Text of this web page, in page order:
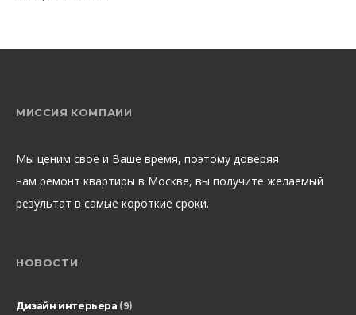
МИССИЯ КОМПАИИ
Мы ценим свое и Ваше время, поэтому доверяя
нам ремонт квартиры в Москве, вы получите желаемый
результат в самые короткие сроки.
НОВОСТИ
Дизайн интерьера (9)